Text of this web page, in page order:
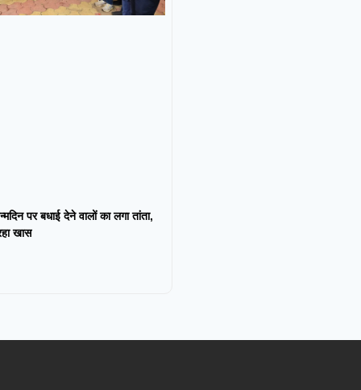
पर बधाई देने वालों का लगा तांता,
खास